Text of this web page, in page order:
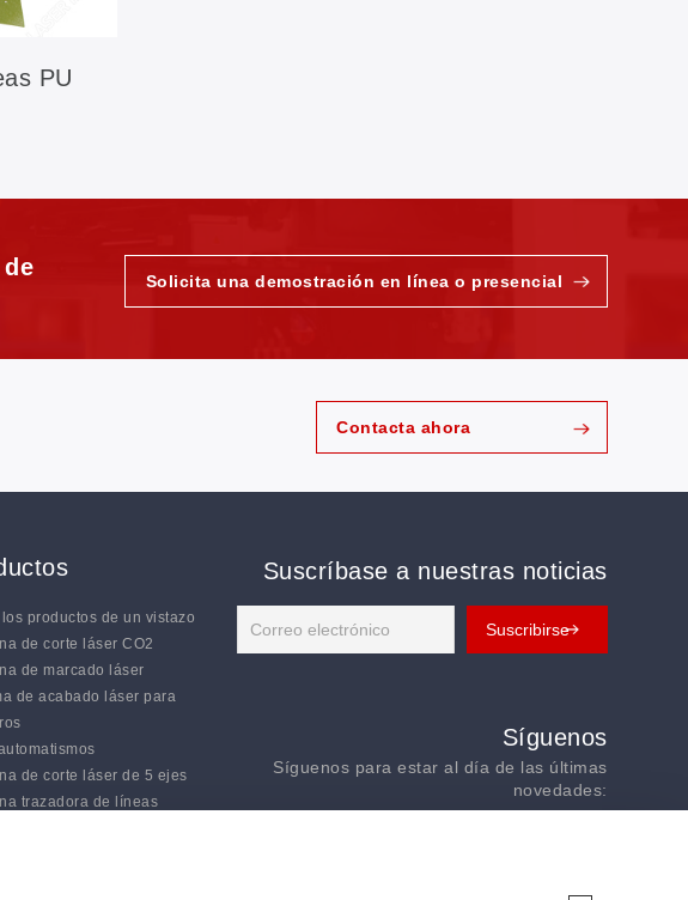
PU
Solicita una demostración en línea o presencial
Contacta ahora
los productos de un vistazo
de corte láser CO2
de marcado láser
de acabado láser para
de corte láser de 5 ejes
trazadora de líneas
Suscríbase a nuestras noticias
Síguenos
Síguenos para estar al día de las últimas
novedades: